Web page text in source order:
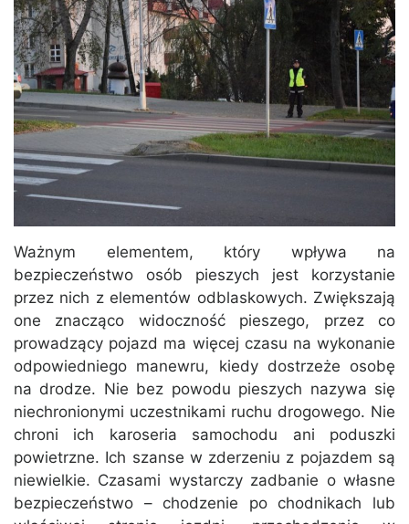
Ważnym elementem, który wpływa na
bezpieczeństwo osób pieszych jest korzystanie
przez nich z elementów odblaskowych. Zwiększają
one znacząco widoczność pieszego, przez co
prowadzący pojazd ma więcej czasu na wykonanie
odpowiedniego manewru, kiedy dostrzeże osobę
na drodze. Nie bez powodu pieszych nazywa się
niechronionymi uczestnikami ruchu drogowego. Nie
chroni ich karoseria samochodu ani poduszki
powietrzne. Ich szanse w zderzeniu z pojazdem są
niewielkie. Czasami wystarczy zadbanie o własne
bezpieczeństwo – chodzenie po chodnikach lub